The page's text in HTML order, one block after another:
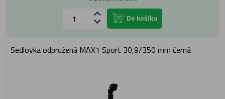
Do košíku
Sedlovka odpružená MAX1 Sport 30,9/350 mm černá